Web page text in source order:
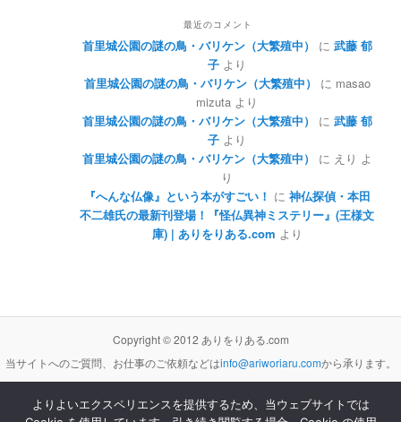
最近のコメント
首里城公園の謎の鳥・バリケン（大繁殖中） に 武藤 郁
子 より
首里城公園の謎の鳥・バリケン（大繁殖中）
に masao
mizuta より
首里城公園の謎の鳥・バリケン（大繁殖中）
に 武藤 郁
子 より
首里城公園の謎の鳥・バリケン（大繁殖中）
に えり よ
り
『へんな仏像』という本がすごい！ に 神仏探偵・本田
不二雄氏の最新刊登場！『怪仏異神ミステリー』(王様文
庫) | ありをりある.com より
Copyright © 2012 ありをりある.com
当サイトへのご質問、お仕事のご依頼などはinfo@ariworiaru.comから承ります。
よりよいエクスペリエンスを提供するため、当ウェブサイトでは